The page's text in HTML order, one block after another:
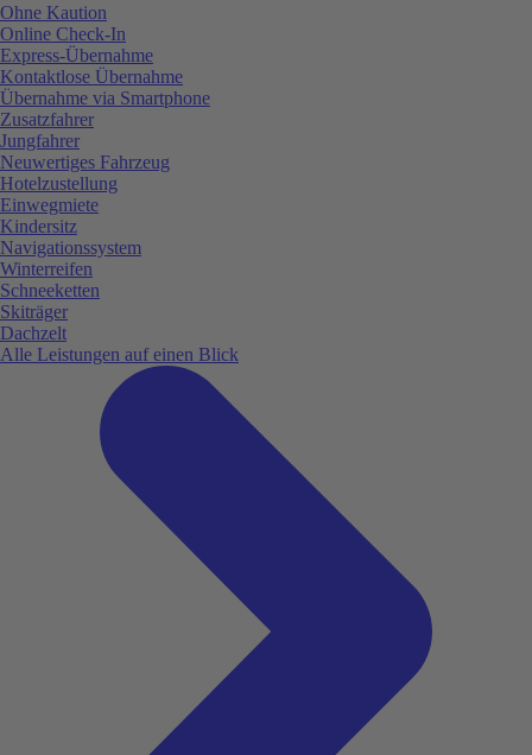
Ohne Kaution
Online Check-In
Express-Übernahme
Kontaktlose Übernahme
Übernahme via Smartphone
Zusatzfahrer
Jungfahrer
Neuwertiges Fahrzeug
Hotelzustellung
Einwegmiete
Kindersitz
Navigationssystem
Winterreifen
Schneeketten
Skiträger
Dachzelt
Alle Leistungen auf einen Blick